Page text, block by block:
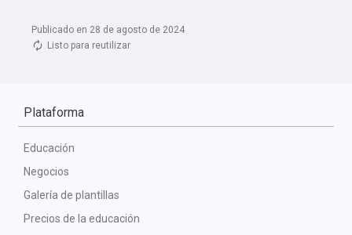
Publicado en 28 de agosto de 2024
Listo para reutilizar
Plataforma
Educación
Negocios
Galería de plantillas
Precios de la educación